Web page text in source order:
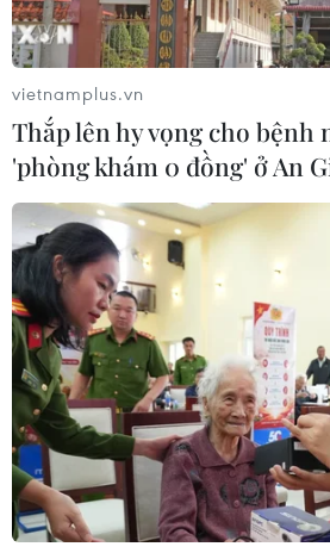
#Thị trường mua bán nợ
#Tổ chức
#Ngân hàng Nhà nước Việt Nam
vietnamplus.vn
Thắp lên hy vọng cho bệnh
'phòng khám 0 đồng' ở An